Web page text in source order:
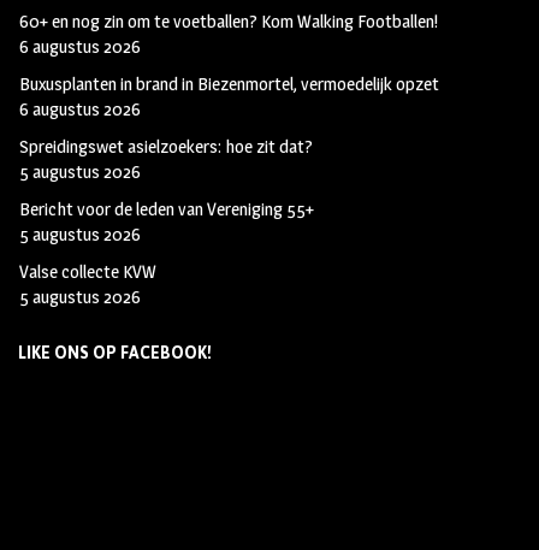
60+ en nog zin om te voetballen? Kom Walking Footballen!
6 augustus 2026
Buxusplanten in brand in Biezenmortel, vermoedelijk opzet
6 augustus 2026
Spreidingswet asielzoekers: hoe zit dat?
5 augustus 2026
Bericht voor de leden van Vereniging 55+
5 augustus 2026
Valse collecte KVW
5 augustus 2026
LIKE ONS OP FACEBOOK!